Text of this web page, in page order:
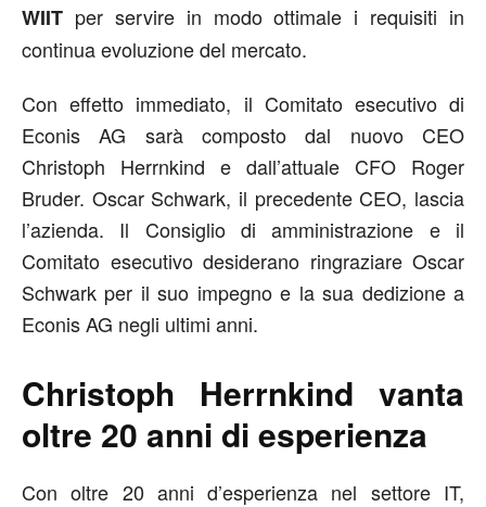
WIIT per servire in modo ottimale i requisiti in
continua evoluzione del mercato.
Con effetto immediato, il Comitato esecutivo di
Econis AG sarà composto dal nuovo CEO
Christoph Herrnkind e dall’attuale CFO Roger
Bruder. Oscar Schwark, il precedente CEO, lascia
l’azienda. Il Consiglio di amministrazione e il
Comitato esecutivo desiderano ringraziare Oscar
Schwark per il suo impegno e la sua dedizione a
Econis AG negli ultimi anni.
Christoph Herrnkind vanta
oltre 20 anni di esperienza
Con oltre 20 anni d’esperienza nel settore IT,